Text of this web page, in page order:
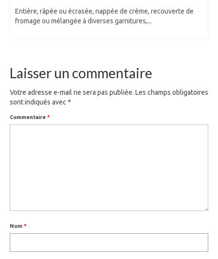
Entière, râpée ou écrasée, nappée de crème, recouverte de
fromage ou mélangée à diverses garnitures,...
Laisser un commentaire
Votre adresse e-mail ne sera pas publiée. Les champs obligatoires
sont indiqués avec *
Commentaire *
Nom *